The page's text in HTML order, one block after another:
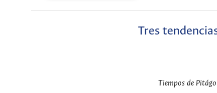
Tres
Tiempos de